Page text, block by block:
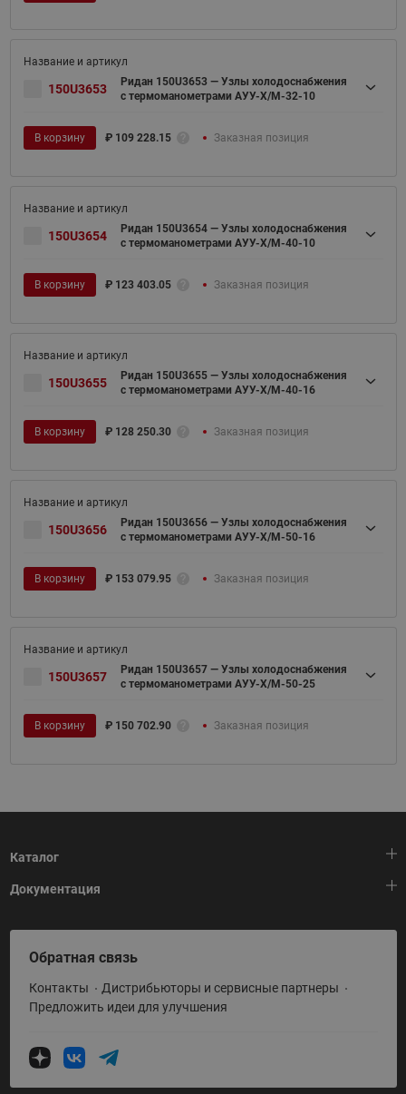
150U3653
Ридан 150U3653 — Узлы холодоснабжения
с термоманометрами АУУ-Х/М-32-10
В корзину ₽ 109 228.15 Заказная позиция
150U3654
Ридан 150U3654 — Узлы холодоснабжения
с термоманометрами АУУ-Х/М-40-10
В корзину ₽ 123 403.05 Заказная позиция
150U3655
Ридан 150U3655 — Узлы холодоснабжения
с термоманометрами АУУ-Х/М-40-16
В корзину ₽ 128 250.30 Заказная позиция
150U3656
Ридан 150U3656 — Узлы холодоснабжения
с термоманометрами АУУ-Х/М-50-16
В корзину ₽ 153 079.95 Заказная позиция
150U3657
Ридан 150U3657 — Узлы холодоснабжения
с термоманометрами АУУ-Х/М-50-25
В корзину ₽ 150 702.90 Заказная позиция
Каталог
Тепловая автоматика
Холодильная техника
Приводная техника
Промышленная автоматика
Теплообменное оборудование
Насосное оборудование
Документация
HeatPlatform (Тепловая платформа)
Полезные программы и инструменты
Условия поставки
Обратная связь
Контакты
Дистрибьюторы и сервисные партнеры
Предложить идеи для улучшения